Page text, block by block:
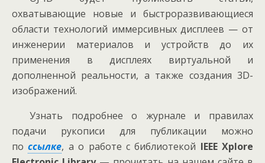
охватывающие новые и быстроразвивающиеся
области технологий иммерсивных дисплеев — от
инженерии материалов и устройств до их
применения в дисплеях виртуальной и
дополненной реальности, а также создания 3D-
изображений.
Узнать подробнее о журнале и правилах
подачи рукописи для публикации можно
по ссылке, а о работе с библиотекой IEEE Xplore